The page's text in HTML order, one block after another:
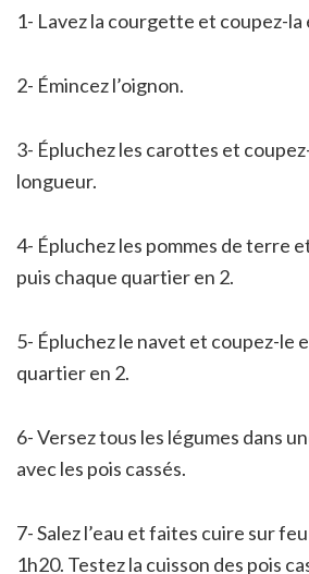
1- Lavez la courgette et coupez-la
2- Émincez l’oignon.
3- Épluchez les carottes et
longueur.
4- Épluchez les pommes de terre
puis chaque quartier en 2.
5- Épluchez le navet et coupez-le
quartier en 2.
6- Versez tous les légumes dans
avec les pois cassés.
7- Salez l’eau et faites cuire sur
1h20. Testez la cuisson des pois